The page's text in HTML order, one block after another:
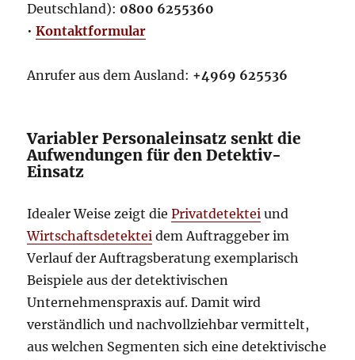
Deutschland): 0800 6255360
•Kontaktformular
Anrufer aus dem Ausland: +4969 625536
Variabler Personaleinsatz senkt die
Aufwendungen für den Detektiv-
Einsatz
Idealer Weise zeigt diePrivatdetektei und
Wirtschaftsdetektei dem Auftraggeber im
Verlauf der Auftragsberatung exemplarisch
Beispiele aus der detektivischen
Unternehmenspraxis auf. Damit wird
verständlich und nachvollziehbar vermittelt,
aus welchen Segmenten sich eine detektivische